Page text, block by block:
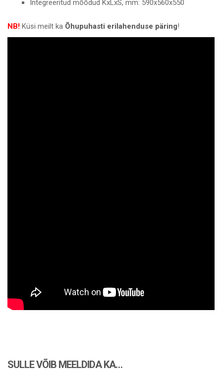
Integreeritud mõõdud KxLxS, mm: 590x560x550
NB! Küsi meilt ka Õhupuhasti erilahenduse päring!
SULLE VÕIB MEELDIDA KA…